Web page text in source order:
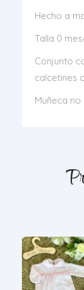
Hecho a
Talla 0
Conjunto
calcetines
Muñeca no